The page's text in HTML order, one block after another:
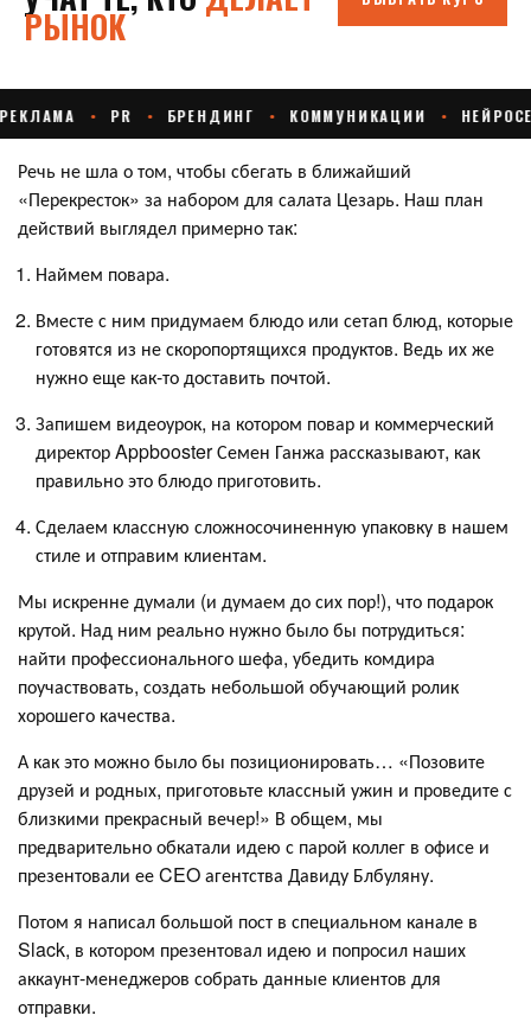
Речь не шла о том, чтобы сбегать в ближайший
«Перекресток» за набором для салата Цезарь. Наш план
действий выглядел примерно так:
Наймем повара.
Вместе с ним придумаем блюдо или сетап блюд, которые
готовятся из не скоропортящихся продуктов. Ведь их же
нужно еще как-то доставить почтой.
Запишем видеоурок, на котором повар и коммерческий
директор Appbooster Семен Ганжа рассказывают, как
правильно это блюдо приготовить.
Сделаем классную сложносочиненную упаковку в нашем
стиле и отправим клиентам.
Мы искренне думали (и думаем до сих пор!), что подарок
крутой. Над ним реально нужно было бы потрудиться:
найти профессионального шефа, убедить комдира
поучаствовать, создать небольшой обучающий ролик
хорошего качества.
А как это можно было бы позиционировать… «Позовите
друзей и родных, приготовьте классный ужин и проведите с
близкими прекрасный вечер!» В общем, мы
предварительно обкатали идею с парой коллег в офисе и
презентовали ее CEO агентства Давиду Блбуляну.
Потом я написал большой пост в специальном канале в
Slack, в котором презентовал идею и попросил наших
аккаунт-менеджеров собрать данные клиентов для
отправки.